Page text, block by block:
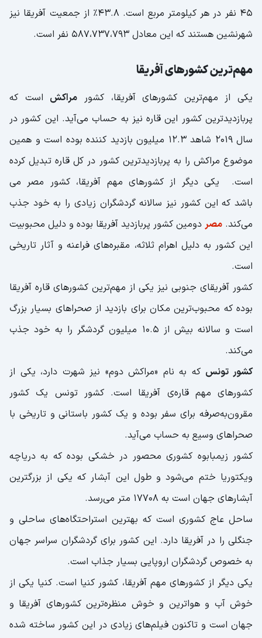
45 نفر در هر کیلومتر مربع است. 43.8٪ از جمعیت آفریقا نیز
شهرنشین هستند که این معادل 587،737،793 نفر است.
مهم‌ترین کشورهای آفریقا
یکی از مهم‌ترین کشورهای آفریقا، کشور مراکش است که
پربازدیدترین کشور این قاره نیز به حساب می‌آید. این کشور در
سال 2019 شاهد 12.3 میلیون بازدید کننده بوده است و همین
موضوع مراکش را به پربازدیدترین کشور در کل قاره تبدیل کرده
است. یکی دیگر از کشورهای مهم آفریقا، کشور مصر می
باشد که این کشور نیز سالانه گردشگران زیادی را به خود جذب
می‌کند. مصر دومین کشور پربازدید آفریقا بوده و دلیل محبوبیت
این کشور به دلیل اهرام ثلاثه، مقبره‌های فراعنه و آثار تاریخی
است.
کشور آفریقای جنوبی نیز یکی از مهم‌ترین کشورهای قاره آفریقا
بوده که محبوب‌ترین مکان برای بازدید از صحراهای بسیار بزرگ
است و سالانه بیش از ۱۰.۵ میلیون گردشگر را به خود جذب
می‌کند.
کشور تونس که به نام «مراکش دوم» نیز شهرت دارد، یکی از
کشورهای مهم قاره‌ی آفریقا است. کشور تونس یک کشور
مقرون‌به‌صرفه برای سفر بوده و یک کشور باستانی و تاریخی با
صحراهای وسیع به حساب می‌آید.
کشور زیمبابوه کشوری محصور در خشکی بوده که به دریاچه
ویکتوریا ختم می‌شود و طول این آبشار که یکی از بزرگترین
آبشارهای جهان است به 17708 متر می‌رسد.
ساحل عاج کشوری است که بهترین استراحتگاه‌های ساحلی و
جنگلی را در آفریقا دارد. این کشور برای گردشگران سراسر جهان
به خصوص گردشگران اروپایی بسیار جذاب است.
یکی دیگر از کشورهای مهم آفریقا، کشور کنیا است. کنیا یکی از
خوش آب و هواترین و خوش منظره‌ترین کشورهای آفریقا و
جهان است و تاکنون فیلم‌های زیادی در این کشور ساخته شده‌